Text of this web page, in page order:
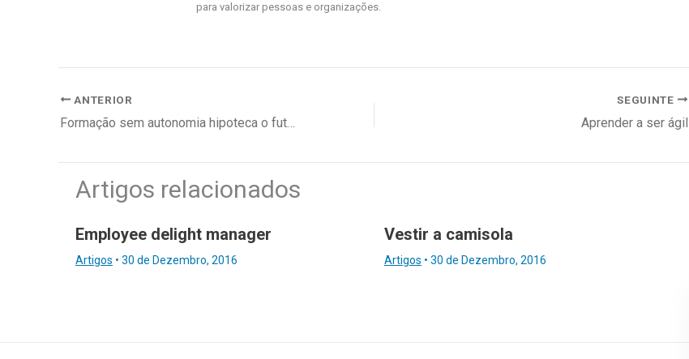
para valorizar pessoas e organizações.
ANTERIOR SEGUINTE
Aprender a ser ágil
Artigos relacionados
Employee delight manager
Artigos • 30 de Dezembro, 2016
Vestir a camisola
Artigos • 30 de Dezembro, 2016